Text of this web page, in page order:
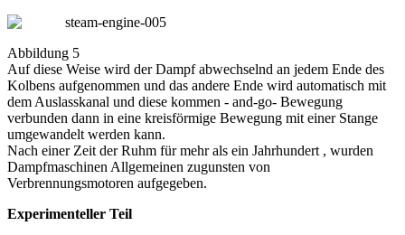
Abbildung 5
Auf diese Weise wird der Dampf abwechselnd an jedem Ende des
Kolbens aufgenommen und das andere Ende wird automatisch mit
dem Auslasskanal und diese kommen - and-go- Bewegung
verbunden dann in eine kreisförmige Bewegung mit einer Stange
umgewandelt werden kann.
Nach einer Zeit der Ruhm für mehr als ein Jahrhundert , wurden
Dampfmaschinen Allgemeinen zugunsten von
Verbrennungsmotoren aufgegeben.
Experimenteller Teil